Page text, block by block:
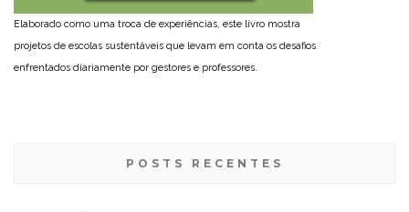
Elaborado como uma troca de experiências, este livro mostra
projetos de escolas sustentáveis que levam em conta os desafios
enfrentados diariamente por gestores e professores.
POSTS RECENTES